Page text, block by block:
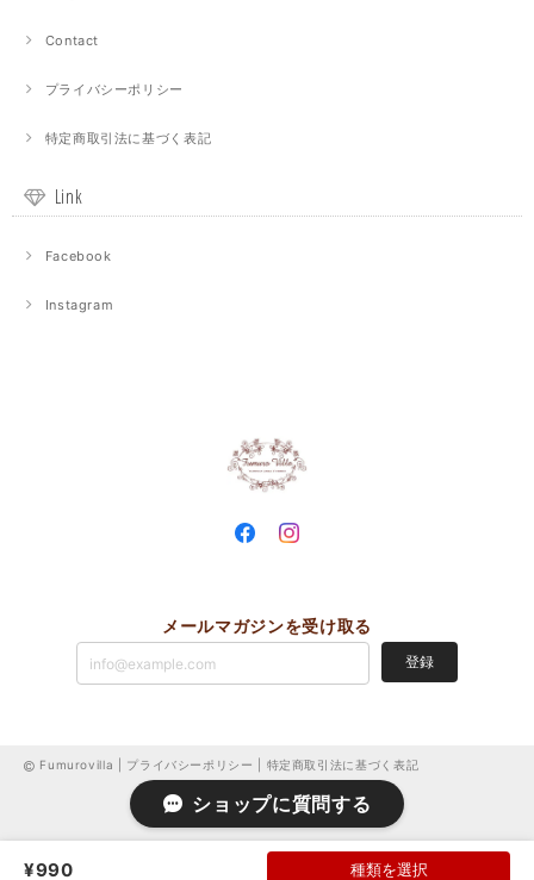
Contact
プライバシーポリシー
特定商取引法に基づく表記
Link
Facebook
Instagram
メールマガジンを受け取る
登録
Fumurovilla | プライバシーポリシー 特定商取引法に基づく表記
¥990 種類を選択
ショップに質問する